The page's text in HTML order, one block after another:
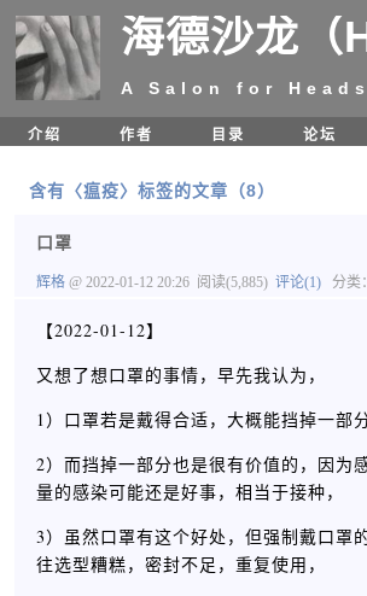
海德沙龙（
A Salon for
介绍 作者 目录 论坛
含有〈瘟疫〉标签的文章（8）
口罩
辉格 @ 2022-01-12 20:26 阅读(5,885) 评论(1) 分类：
【2022-01-12】
又想了想口罩的事情，早先我认为，
1）口罩若是戴得合适，大概能挡掉一部分
2）而挡掉一部分也是很有价值的，因为
量的感染可能还是好事，相当于接种，
3）虽然口罩有这个好处，但强制戴口罩
往选型糟糕，密封不足，重复使用，